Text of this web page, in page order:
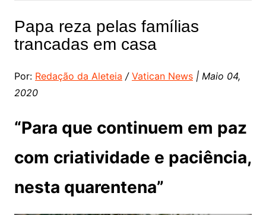
Papa reza pelas famílias
trancadas em casa
Por: Redação da Aleteia / Vatican News| Maio 04,
2020
“Para que continuem em paz
com criatividade e paciência,
nesta quarentena”